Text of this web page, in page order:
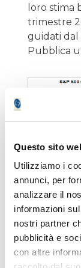
Questo sito
Utilizziamo i
annunci, per
analizzare il
informazioni
nostri partner
pubblicità e
con altre
loro
trimestre
guidati dal
Pubblica
Ma gli
stime
trimestre,